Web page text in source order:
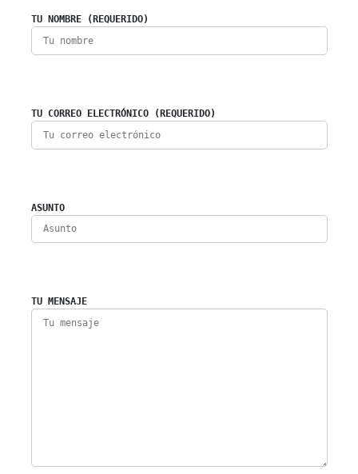
TU NOMBRE (REQUERIDO)
TU CORREO ELECTRÓNICO (REQUERIDO)
ASUNTO
TU MENSAJE